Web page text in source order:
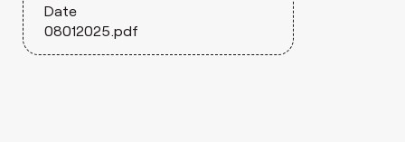
Date
08012025.pdf